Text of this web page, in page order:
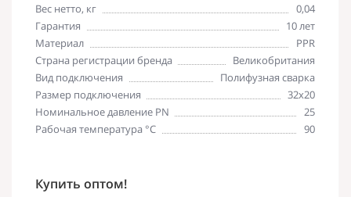
Вес нетто, кг
0,04
Гарантия
10 лет
Материал
PPR
Страна регистрации бренда
Великобритания
Вид подключения
Полифузная сварка
Размер подключения
32х20
Номинальное давление PN
25
Рабочая температура °С
90
Купить оптом!